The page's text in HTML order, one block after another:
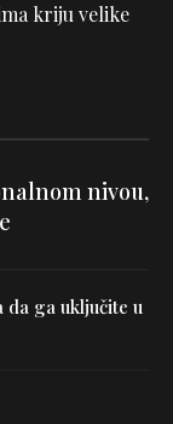
kriju velike
nivou,
da ga uključite u